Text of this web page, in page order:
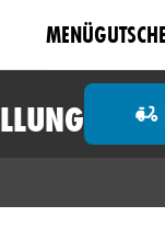
MENÜ